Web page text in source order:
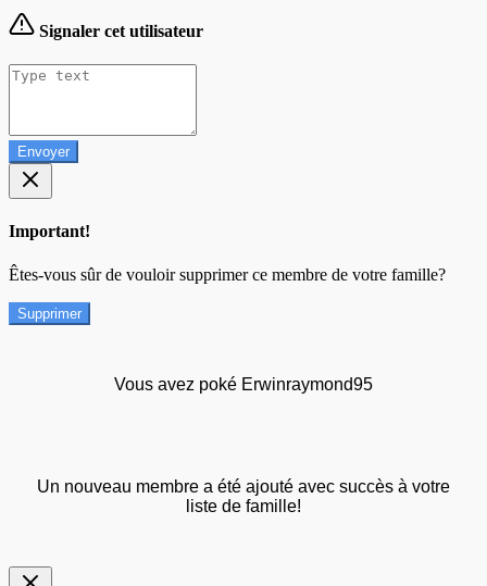
Signaler cet utilisateur
Envoyer
Important!
Êtes-vous sûr de vouloir supprimer ce membre de votre famille?
Supprimer
Vous avez poké Erwinraymond95
Un nouveau membre a été ajouté avec succès à votre
liste de famille!